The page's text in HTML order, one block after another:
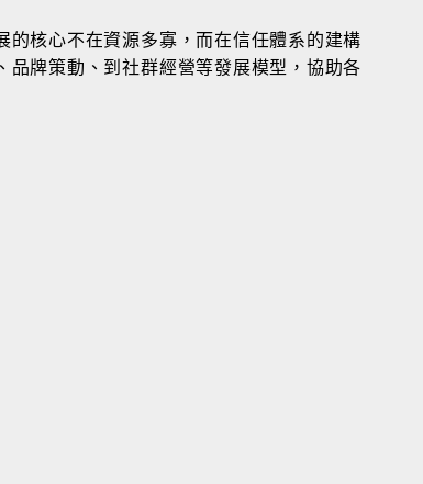
核心不在資源多寡，而在信任體系的建構
牌策動、到社群經營等發展模型，協助各